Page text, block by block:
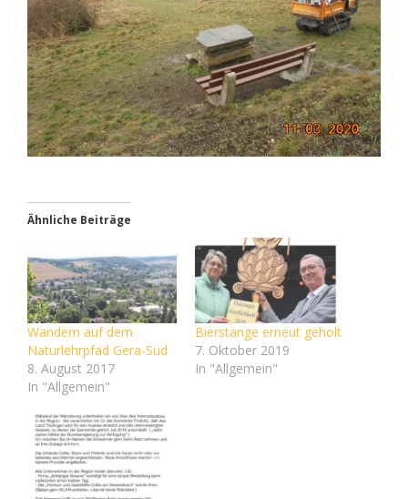
Ähnliche Beiträge
Wandern auf dem
Naturlehrpfad Gera-Süd
8. August 2017
In "Allgemein"
Bierstange erneut geholt
7. Oktober 2019
In "Allgemein"